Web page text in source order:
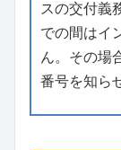
スの交付義
での間はイ
ん。その場
番号を知ら